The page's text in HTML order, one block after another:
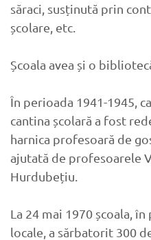
săraci, susținută prin
școlare, etc.
Școala avea și o
În perioada 1941-1945,
cantina școlară a fost
harnica profesoară de
ajutată de profesoarele
Hurdubețiu.
La 24 mai 1970 școala,
locale, a sărbatorit 300